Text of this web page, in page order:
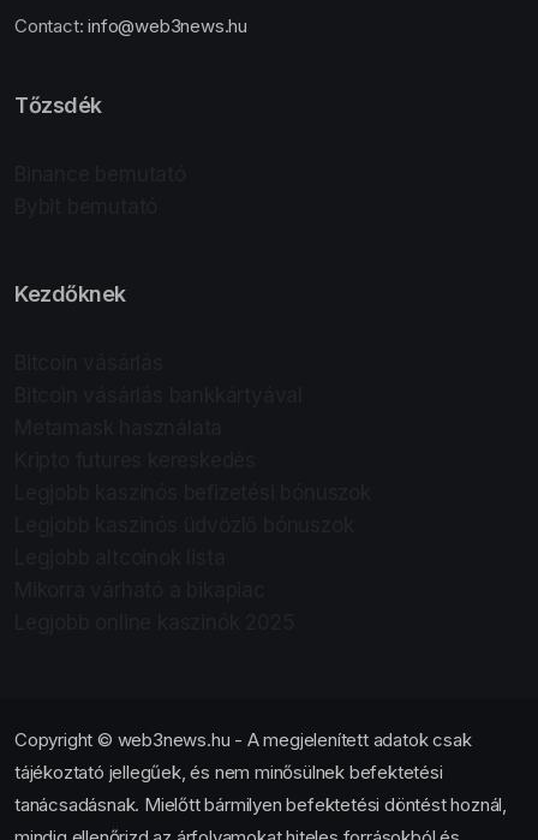
Contact:info@web3news.hu
Tőzsdék
Kezdőknek
Copyright © web3news.hu - A megjelenített adatok csak
tájékoztató jellegűek, és nem minősülnek befektetési
tanácsadásnak. Mielőtt bármilyen befektetési döntést hoznál,